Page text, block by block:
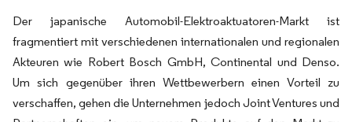
Der japanische Automobil-Elektroaktuatoren-Markt ist
fragmentiert mit verschiedenen internationalen und regionalen
Akteuren wie Robert Bosch GmbH, Continental und Denso.
Um sich gegenüber ihren Wettbewerbern einen Vorteil zu
verschaffen, gehen die Unternehmen jedoch Joint Ventures und